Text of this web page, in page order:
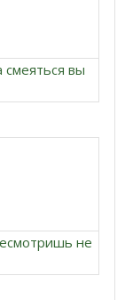
смеяться вы
не